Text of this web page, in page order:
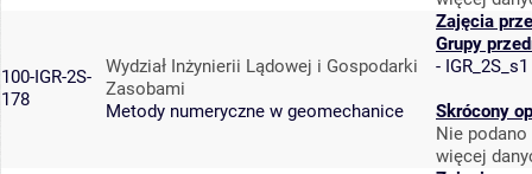
100-IGR-2S-
178
Wydział Inżynierii Lądowej i Gospodarki
Zasobami
Metody numeryczne w geomechanice
Zajęcia
Grupy
- IGR_2S_s1
Skrócony
Nie
więcej